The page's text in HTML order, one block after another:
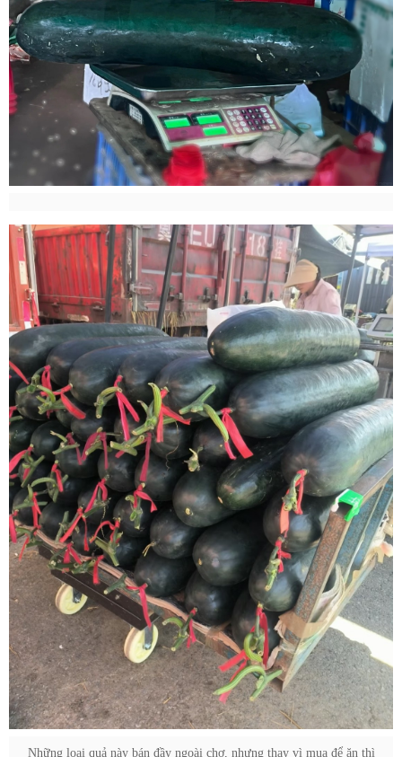
Những loại quả này bán đầy ngoài chợ, nhưng thay vì mua để ăn thì